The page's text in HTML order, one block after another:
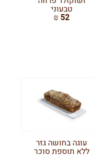
טבעוני
52 ₪
עוגה בחושה גזר
ללא תוספת סוכר